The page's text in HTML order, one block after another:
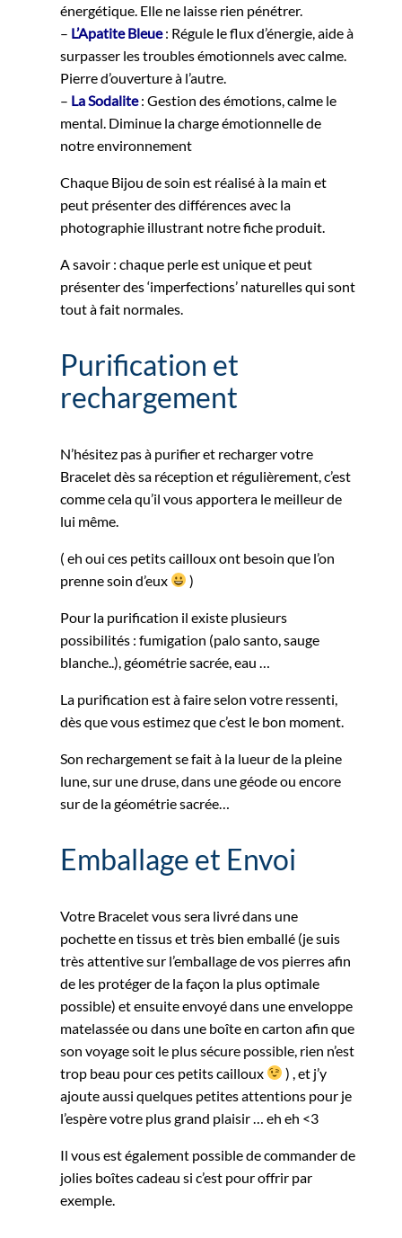
énergétique. Elle ne laisse rien pénétrer.
– L’Apatite Bleue: Régule le flux d’énergie, aide à
surpasser les troubles émotionnels avec calme.
Pierre d’ouverture à l’autre.
– La Sodalite: Gestion des émotions, calme le
mental. Diminue la charge émotionnelle de
notre environnement
Chaque Bijou de soin est réalisé à la main et
peut présenter des différences avec la
photographie illustrant notre fiche produit.
A savoir : chaque perle est unique et peut
présenter des ‘imperfections’ naturelles qui sont
tout à fait normales.
Purification et
rechargement
N’hésitez pas à purifier et recharger votre
Bracelet dès sa réception et régulièrement, c’est
comme cela qu’il vous apportera le meilleur de
lui même.
( eh oui ces petits cailloux ont besoin que l’on
prenne soin d’eux
)
Pour la purification il existe plusieurs
possibilités : fumigation (palo santo, sauge
blanche..), géométrie sacrée, eau …
La purification est à faire selon votre ressenti,
dès que vous estimez que c’est le bon moment.
Son rechargement se fait à la lueur de la pleine
lune, sur une druse, dans une géode ou encore
sur de la géométrie sacrée…
Emballage et Envoi
Votre Bracelet vous sera livré dans une
pochette en tissus et très bien emballé (je suis
très attentive sur l’emballage de vos pierres afin
de les protéger de la façon la plus optimale
possible) et ensuite envoyé dans une enveloppe
matelassée ou dans une boîte en carton afin que
son voyage soit le plus sécure possible, rien n’est
trop beau pour ces petits cailloux
) , et j’y
ajoute aussi quelques petites attentions pour je
l’espère votre plus grand plaisir … eh eh <3
Il vous est également possible de commander de
jolies boîtes cadeau si c’est pour offrir par
exemple.